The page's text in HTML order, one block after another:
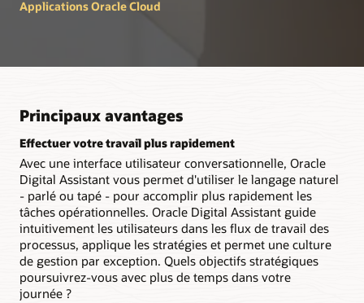
Applications Oracle Cloud
Principaux avantages
Effectuer votre travail plus rapidement
Avec une interface utilisateur conversationnelle, Oracle
Digital Assistant vous permet d'utiliser le langage naturel
- parlé ou tapé - pour accomplir plus rapidement les
tâches opérationnelles. Oracle Digital Assistant guide
intuitivement les utilisateurs dans les flux de travail des
processus, applique les stratégies et permet une culture
de gestion par exception. Quels objectifs stratégiques
poursuivrez-vous avec plus de temps dans votre
journée ?